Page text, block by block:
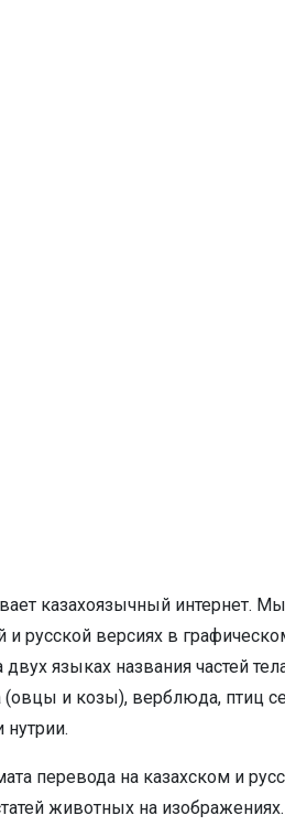
казахоязычный интернет.
и русской версиях в
языках названия частей
(овцы и козы), верблюда, птиц
перевода на казахском и
животных на изображениях.